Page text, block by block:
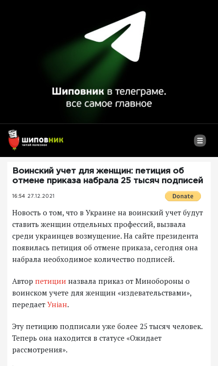
Воинский учет для женщин: петиция об
отмене приказа набрала 25 тысяч подписей
16:54 27.12.2021
Новость о том, что в Украине на воинский учет будут
ставить женщин отдельных профессий, вызвала
среди украинцев возмущение. На сайте президента
появилась петиция об отмене приказа, сегодня она
набрала необходимое количество подписей.
Автор петиции назвала приказ от Минобороны о
воинском учете для женщин «издевательствами»,
передает Уніан.
Эту петицию подписали уже более 25 тысяч человек.
Теперь она находится в статусе «Ожидает
рассмотрения».